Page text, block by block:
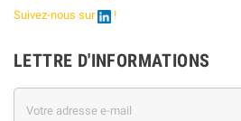
Suivez-nous sur
!
LETTRE D'INFORMATIONS